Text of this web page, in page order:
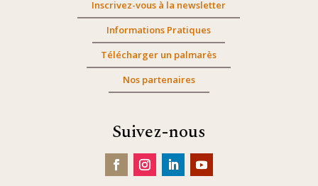
Inscrivez-vous à la newsletter
Informations Pratiques
Télécharger un palmarès
Nos partenaires
Suivez-nous